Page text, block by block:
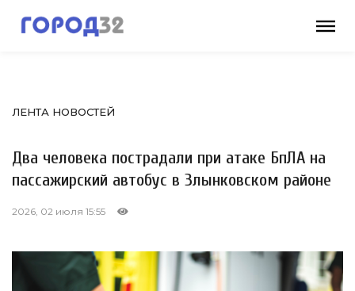
ЛЕНТА НОВОСТЕЙ
Два человека пострадали при атаке БпЛА на
пассажирский автобус в Злынковском районе
2026, 02 июля 15:55